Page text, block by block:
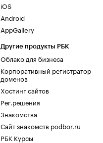
iOS
Android
AppGallery
Другие продукты РБК
Облако для бизнеса
Корпоративный регистратор
доменов
Хостинг сайтов
Рег.решения
Знакомства
Сайт знакомств podbor.ru
РБК Курсы